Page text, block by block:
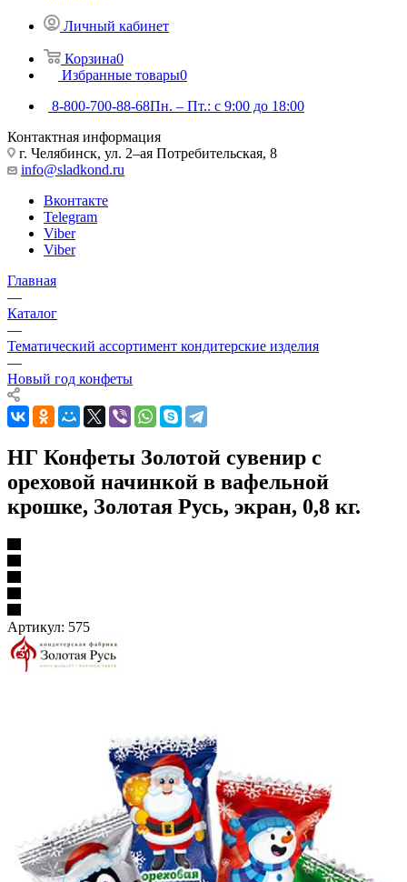
Личный кабинет
Корзина0
Избранные товары0
8-800-700-88-68Пн. – Пт.: с 9:00 до 18:00
Контактная информация
г. Челябинск, ул. 2–ая Потребительская, 8
info@sladkond.ru
Вконтакте
Telegram
Viber
Viber
Главная
—
Каталог
—
Тематический ассортимент кондитерские изделия
—
Новый год конфеты
НГ Конфеты Золотой сувенир с
ореховой начинкой в вафельной
крошке, Золотая Русь, экран, 0,8 кг.
Артикул: 575